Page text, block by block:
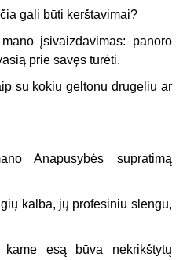
gali būti kerštavimai?
įsivaizdavimas: panoro
prie savęs turėti.
su kokiu geltonu drugeliu ar
Anapusybės supratimą
kalba, jų profesiniu slengu,
kame esą būva nekrikštytų